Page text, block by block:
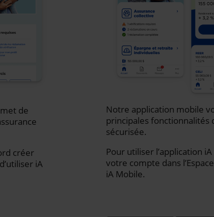
de
créer
iA
Notre application mobile
principales fonctionnalités
sécurisée.
Pour utiliser l’application
votre compte dans
iA Mobile.